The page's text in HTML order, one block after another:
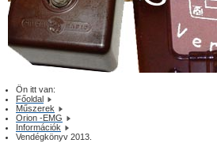
Ön itt van:
Főoldal
Műszerek
Orion -EMG
Információk
Vendégkönyv 2013.